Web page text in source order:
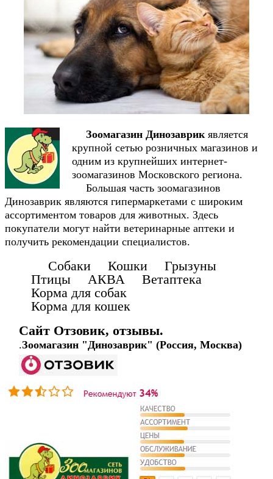
Зоомагазин Динозаврик является
крупной сетью розничных магазинов и
одним из крупнейших интернет-
зоомагазинов Московского региона.
Большая часть зоомагазинов
Динозаврик являются гипермаркетами с широким
ассортиментом товаров для животных. Здесь
покупатели могут найти ветеринарные аптеки и
получить рекомендации специалистов.
Собаки Кошки Грызуны
Птицы АКВА Ветаптека
Корма для собак
Корма для кошек
Сайт Отзовик, отзывы.
.Зоомагазин "Динозаврик" (Россия, Москва)